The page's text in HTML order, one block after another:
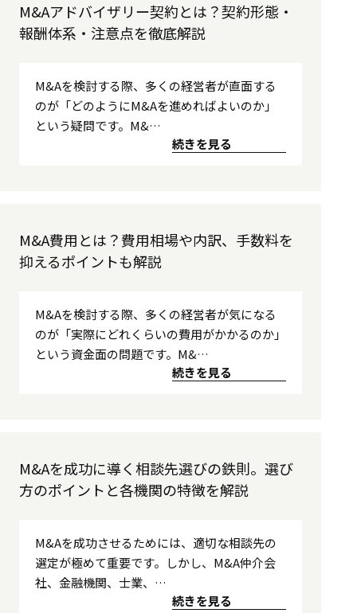
M&Aアドバイザリー契約とは？契約形態・
報酬体系・注意点を徹底解説
M&Aを検討する際、多くの経営者が直面する
のが「どのようにM&Aを進めればよいのか」
という疑問です。M&…
続きを見る
M&A費用とは？費用相場や内訳、手数料を
抑えるポイントも解説
M&Aを検討する際、多くの経営者が気になる
のが「実際にどれくらいの費用がかかるのか」
という資金面の問題です。M&…
続きを見る
M&Aを成功に導く相談先選びの鉄則。選び
方のポイントと各機関の特徴を解説
M&Aを成功させるためには、適切な相談先の
選定が極めて重要です。しかし、M&A仲介会
社、金融機関、士業、…
続きを見る